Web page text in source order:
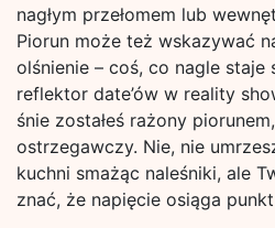
nagłym przełomem lub
Piorun może też wskazywać
olśnienie – coś, co nagle staje
reflektor date’ów w reality
śnie zostałeś rażony
ostrzegawczy. Nie, nie
kuchni smażąc naleśniki, ale
znać, że napięcie osiąga